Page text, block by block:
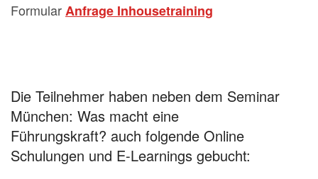
FormularAnfrage Inhousetraining
Die Teilnehmer haben neben dem Seminar
München: Was macht eine
Führungskraft? auch folgende Online
Schulungen und E-Learnings gebucht: